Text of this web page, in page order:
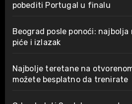
pobediti Portugal u finalu
Beograd posle ponoći:
piće i izlazak
Najbolje teretane na
možete besplatno da trenirate